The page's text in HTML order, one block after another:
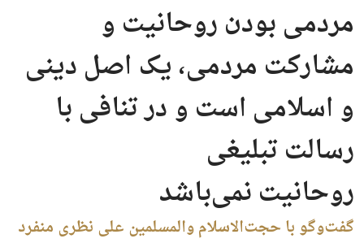
مردمی بودن روحانیت و
مشارکت مردمی، یک اصل دینی
و اسلامی است و در تنافی با
رسالت تبلیغی
روحانیت نمی‌باشد
گفت‌وگو با حجت‌الاسلام والمسلمین علی نظری منفرد